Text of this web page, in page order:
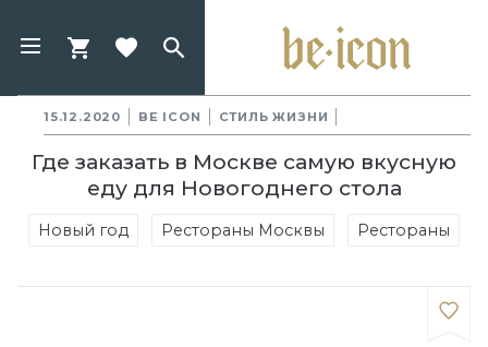
15.12.2020 BE ICON СТИЛЬ ЖИЗНИ
Где заказать в Москве самую вкусную
еду для Новогоднего стола
Новый год Рестораны Москвы Рестораны